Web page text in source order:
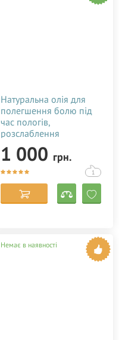
Натуральна олія для
полегшення болю під
час пологів,
розслаблення
породіллі Baby Teva
Babybo Oil 50 мл
1 000 грн.
1
Немає в наявності